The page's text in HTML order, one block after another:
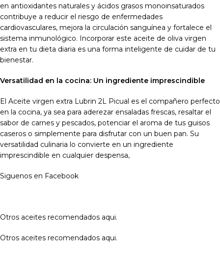
en antioxidantes naturales y ácidos grasos monoinsaturados
contribuye a reducir el riesgo de enfermedades
cardiovasculares, mejora la circulación sanguínea y fortalece el
sistema inmunológico. Incorporar este aceite de oliva virgen
extra en tu dieta diaria es una forma inteligente de cuidar de tu
bienestar.
Versatilidad en la cocina: Un ingrediente imprescindible
El Aceite virgen extra Lubrin 2L Picual es el compañero perfecto
en la cocina, ya sea para aderezar ensaladas frescas, resaltar el
sabor de carnes y pescados, potenciar el aroma de tus guisos
caseros o simplemente para disfrutar con un buen pan. Su
versatilidad culinaria lo convierte en un ingrediente
imprescindible en cualquier despensa,
Siguenos en Facebook
Otros aceites recomendados aqui.
Otros aceites recomendados aqui.